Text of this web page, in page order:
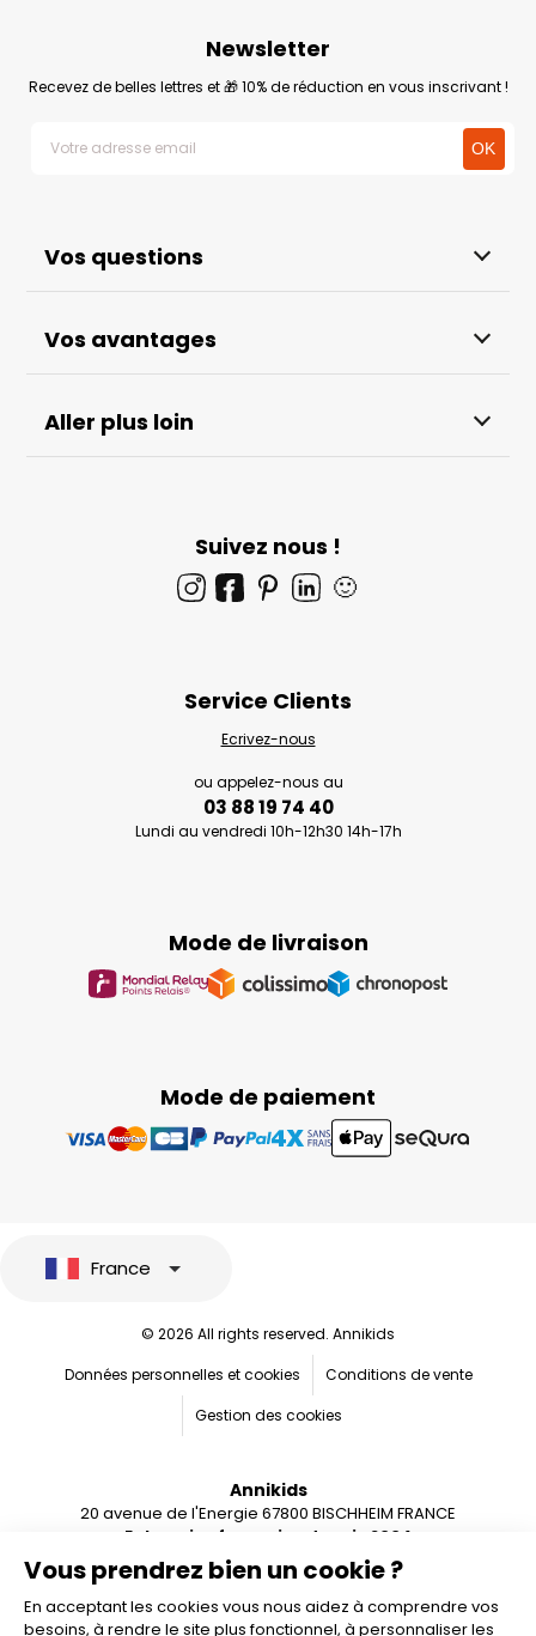
Vos questions
Vos avantages
Aller plus loin
Newsletter
Recevez de belles lettres et 🎁 10% de réduction en vous inscrivant !
Suivez nous !
🙂
Mode de paiement
Mode de livraison
Service Clients
Ecrivez-nous
ou appelez-nous au
03 88 19 74 40
Lundi au vendredi 10h-12h30 14h-17h
Vous prendrez bien un cookie ?
En acceptant les cookies vous nous aidez à comprendre vos
besoins, à rendre le site plus fonctionnel, à personnaliser les
France
© 2026 All rights reserved. Annikids
Données personnelles et cookies
Conditions de vente
Gestion des cookies
Annikids
20 avenue de l'Energie 67800 BISCHHEIM FRANCE
Entreprise française depuis 2004